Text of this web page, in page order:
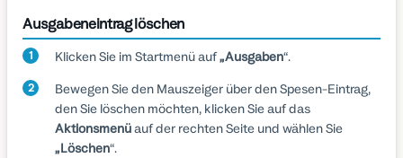
Ausgabeneintrag löschen
Klicken Sie im Startmenü auf„Ausgaben“.
Bewegen Sie den Mauszeiger über den Spesen-Eintrag,
den Sie löschen möchten, klicken Sie auf das
Aktionsmenüauf der rechten Seite und wählen Sie
„Löschen“.